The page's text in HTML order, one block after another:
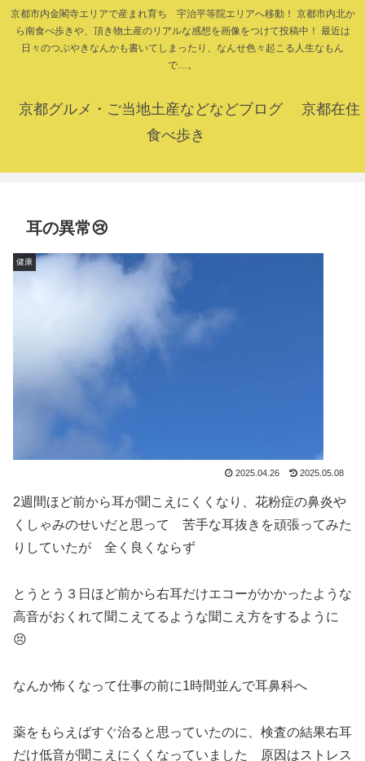
京都市内金閣寺エリアで産まれ育ち 宇治平等院エリアへ移動！ 京都市内北か
ら南食べ歩きや、頂き物土産のリアルな感想を画像をつけて投稿中！ 最近は
日々のつぶやきなんかも書いてしまったり、なんせ色々起こる人生なもん
で…。
京都グルメ・ご当地土産などなどブログ 京都在住
食べ歩き
耳の異常😢
健康
2025.04.26 2025.05.08
2週間ほど前から耳が聞こえにくくなり、花粉症の鼻炎や
くしゃみのせいだと思って 苦手な耳抜きを頑張ってみた
りしていたが 全く良くならず
とうとう３日ほど前から右耳だけエコーがかかったような
高音がおくれて聞こえてるような聞こえ方をするように
😣
なんか怖くなって仕事の前に1時間並んで耳鼻科へ
薬をもらえばすぐ治ると思っていたのに、検査の結果右耳
だけ低音が聞こえにくくなっていました 原因はストレス